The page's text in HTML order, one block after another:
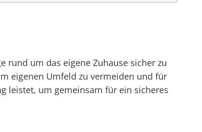
rund um das eigene Zuhause sicher zu
eigenen Umfeld zu vermeiden und für
leistet, um gemeinsam für ein sicheres